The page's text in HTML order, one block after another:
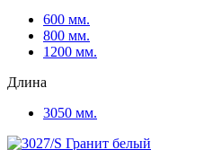
600 мм.
800 мм.
1200 мм.
Длина
3050 мм.